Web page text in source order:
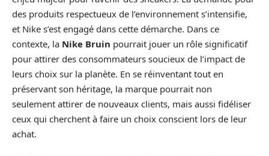
des produits respectueux de l’environnement s’intensifie,
et Nike s’est engagé dans cette démarche. Dans ce
contexte, la Nike Bruin pourrait jouer un rôle significatif
pour attirer des consommateurs soucieux de l’impact de
leurs choix sur la planète. En se réinventant tout en
préservant son héritage, la marque pourrait non
seulement attirer de nouveaux clients, mais aussi fidéliser
ceux qui cherchent à faire un choix conscient lors de leur
achat.